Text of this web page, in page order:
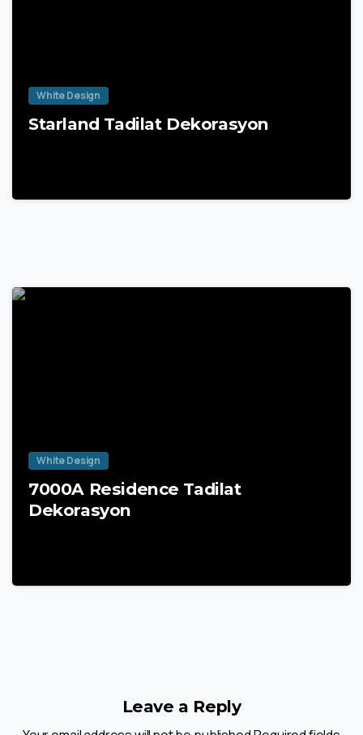
White Design
Starland Tadilat Dekorasyon
White Design
7000A Residence Tadilat
Dekorasyon
Leave a Reply